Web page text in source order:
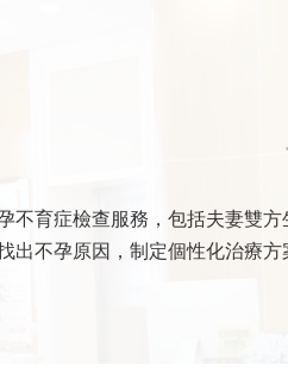
不育症檢查服務，包括夫妻雙
出不孕原因，制定個性化治療方